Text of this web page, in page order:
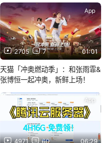
2705 7 01:01
App
天猫「冲奥燃动季」：和张雨霏&
张博恒一起冲奥，新鲜上场！
4971 60 06:29
App